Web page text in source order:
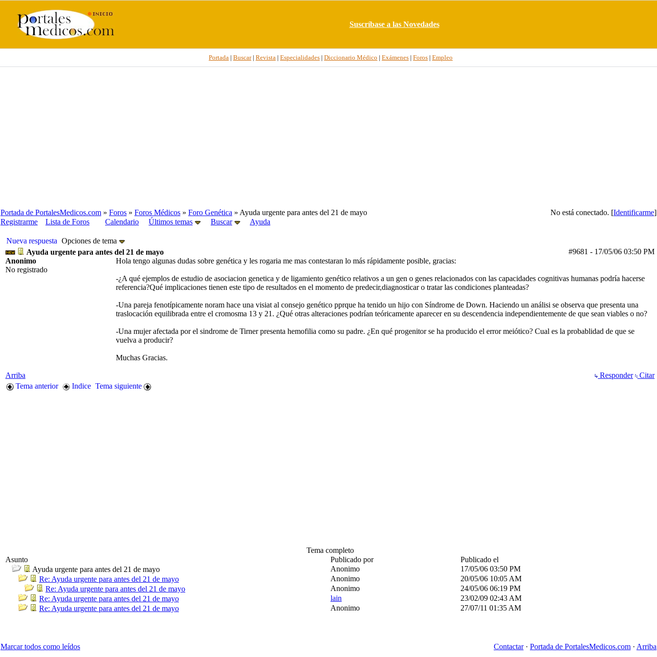
Suscríbase a las Novedades
Portada | Buscar| Revista | Especialidades | Diccionario Médico | Exámenes | Foros | Empleo
No está conectado. [Identificarme]
Portada de PortalesMedicos.com » Foros » Foros Médicos » Foro Genética » Ayuda urgente para antes del 21 de mayo
Registrarme
Lista de Foros Calendario Últimos temas Buscar Ayuda
Nueva respuesta Opciones de tema
#9681 - 17/05/06 03:50 PM
Ayuda urgente para antes del 21 de mayo
Anonimo
No registrado
Hola tengo algunas dudas sobre genética y les rogaria me mas contestaran lo más rápidamente posible, gracias:
-¿A qué ejemplos de estudio de asociacion genetica y de ligamiento genético relativos a un gen o genes relacionados con las capacidades cognitivas humanas podría hacerse
referencia?Qué implicaciones tienen este tipo de resultados en el momento de predecir,diagnosticar o tratar las condiciones planteadas?
-Una pareja fenotípicamente noram hace una visiat al consejo genético pprque ha tenido un hijo con Síndrome de Down. Haciendo un análisi se observa que presenta una
traslocación equilibrada entre el cromosma 13 y 21. ¿Qué otras alteraciones podrían teóricamente aparecer en su descendencia independientemente de que sean viables o no?
-Una mujer afectada por el sindrome de Tirner presenta hemofilia como su padre. ¿En qué progenitor se ha producido el error meiótico? Cual es la probablidad de que se
vuelva a producir?
Muchas Gracias.
Arriba Responder
Citar
Tema anterior
Indice Tema siguiente
Tema completo
Asunto
Publicado por
Publicado el
Ayuda urgente para antes del 21 de mayo
Anonimo 17/05/06 03:50 PM
Re: Ayuda urgente para antes del 21 de mayo
Anonimo 20/05/06 10:05 AM
Re: Ayuda urgente para antes del 21 de mayo
Anonimo 24/05/06 06:19 PM
Re: Ayuda urgente para antes del 21 de mayo
lain 23/02/09 02:43 AM
Re: Ayuda urgente para antes del 21 de mayo
Anonimo 27/07/11 01:35 AM
Marcar todos como leídos Contactar· Portada de PortalesMedicos.com · Arriba